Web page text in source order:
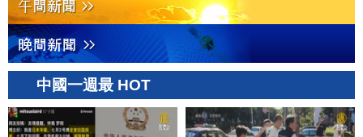
中國一週最 HOT